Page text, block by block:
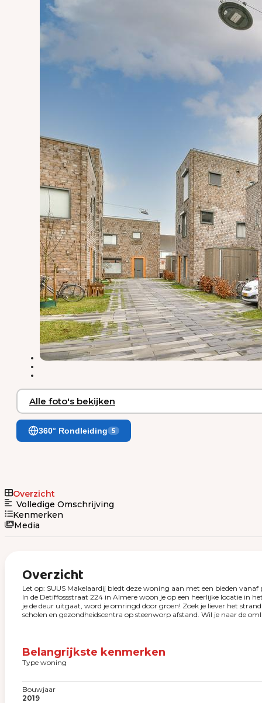
Alle foto's bekijken
360° Rondleiding 5
Overzicht
Volledige Omschrijving
Kenmerken
Media
Overzicht
Let op: SUUS Makelaardij biedt deze woning aan met een bieden vanaf
In de Detiffossstraat 224 in Almere woon je op een heerlijke locatie in
je de deur uitgaat, word je omringd door groen! Zoek je liever het
scholen en gezondheidscentra op steenworp afstand. Wil je naar de
Belangrijkste kenmerken
Type woning
Bouwjaar
2019